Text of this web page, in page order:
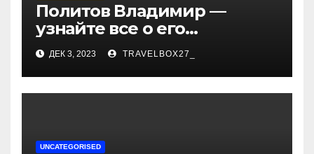
Политов Владимир —
узнайте все о его
биографии, возрасте и
впечатляющих
достижениях!
ДЕК 3, 2023 TRAVELBOX27_
UNCATEGORISED